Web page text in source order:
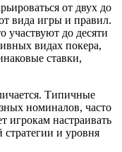
от двух до
вида игры и правил.
участвуют до десяти
видах покера,
ставки,
Типичные
номиналов, часто
игрокам настраивать
стратегии и уровня